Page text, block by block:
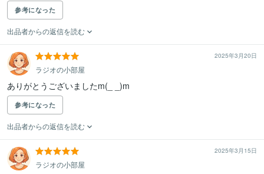
参考になった
出品者からの返信を読む
2025年3月20日
ラジオの小部屋
ありがとうございましたm(_ _)m
参考になった
出品者からの返信を読む
2025年3月15日
ラジオの小部屋